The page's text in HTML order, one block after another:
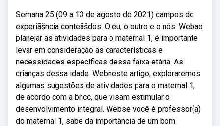
Semana 25 (09 a 13 de agosto de 2021) campos de
experiãšncia conteãšdos. O eu, o outro e o nós. Webao
planejar as atividades para o maternal 1, é importante
levar em consideração as características e
necessidades específicas dessa faixa etária. As
crianças dessa idade. Webneste artigo, exploraremos
algumas sugestões de atividades para o maternal 1,
de acordo com a bncc, que visam estimular o
desenvolvimento integral. Webse você é professor(a)
do maternal 1, sabe da importância de um bom